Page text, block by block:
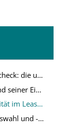
Prolease im autofinanzierungs-check: die unterschätzten vorteile entdecken
Vorstellung von Prolease und seiner Einzigartigkeit im Bereich der Autofinanzierung
Kosteneffizienz und Flexibilität im Leasing
Vorteile bei der Fahrzeugauswahl und -upgrades